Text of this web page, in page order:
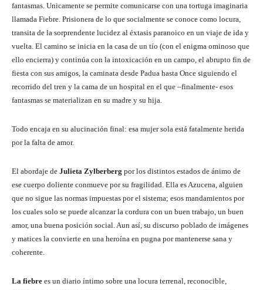
fantasmas. Unicamente se permite comunicarse con una tortuga imaginaria
llamada Fiebre. Prisionera de lo que socialmente se conoce como locura,
transita de la sorprendente lucidez al éxtasis paranoico en un viaje de ida y
vuelta. El camino se inicia en la casa de un tío (con el enigma ominoso que
ello encierra) y continúa con la intoxicación en un campo, el abrupto fin de
fiesta con sus amigos, la caminata desde Padua hasta Once siguiendo el
recorrido del tren y la cama de un hospital en el que –finalmente- esos
fantasmas se materializan en su madre y su hija.
Todo encaja en su alucinación final: esa mujer sola está fatalmente herida
por la falta de amor.
El abordaje de Julieta Zylberberg por los distintos estados de ánimo de
ese cuerpo doliente conmueve por su fragilidad. Ella es Azucena, alguien
que no sigue las normas impuestas por el sistema; esos mandamientos por
los cuales solo se puede alcanzar la cordura con un buen trabajo, un buen
amor, una buena posición social. Aun así, su discurso poblado de imágenes
y matices la convierte en una heroína en pugna por mantenerse sana y
coherente.
La fiebre es un diario íntimo sobre una locura terrenal, reconocible,